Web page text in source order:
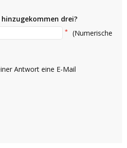
drei?
*
(Numerische
Antwort eine E-Mail